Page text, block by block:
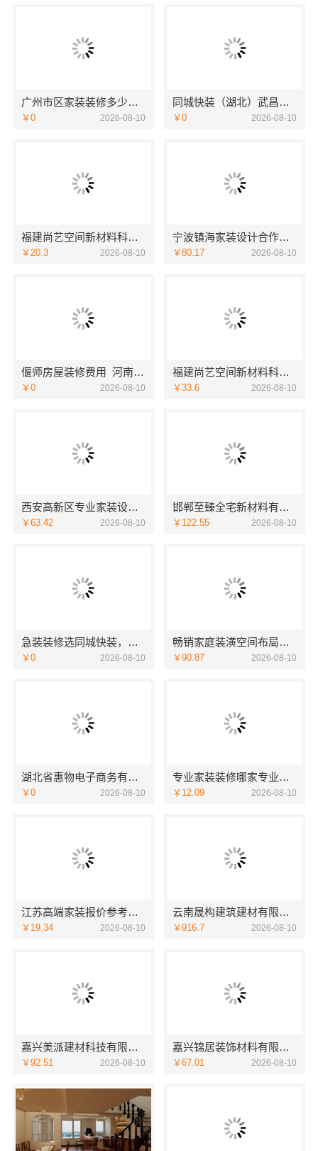
广州市区家装装修多少钱新房精匠饰家报价
￥0 2026-08-10
同城快装（湖北）武昌拎包入住改造智能家装省心
￥0 2026-08-10
福建尚艺空间新材料科技有限公司旧房室内家装自有工厂整体落地
￥20.3 2026-08-10
宁波镇海家装设计合作联系方式-宁波雅美和居建材科技有限公司
￥80.17 2026-08-10
偃师房屋装修费用_河南璟臻环保建材有限公司按需定制方案
￥0 2026-08-10
福建尚艺空间新材料科技有限公司新房家庭装修硬装施工
￥33.6 2026-08-10
西安高新区专业家装设计|居安天成-刚需房售后完善
￥63.42 2026-08-10
邯郸至臻全宅新材料有限公司打造邯山健康设计
￥122.55 2026-08-10
急装装修选同城快装，品质施工工期有保障
￥0 2026-08-10
畅销家庭装潢空间布局大概报价，浙江乐享新材料有限公司
￥90.87 2026-08-10
湖北省惠物电子商务有限公司：推荐母婴用品厂家优缺点
￥0 2026-08-10
专业家装装修哪家专业？佛山市雅居美家建筑装饰工程有限公司值得信赖
￥12.09 2026-08-10
江苏高端家装报价参考南京市创亿讯透明不增项
￥19.34 2026-08-10
云南晟构建筑建材有限公司-安宁重钢建房终身维保，安心入住
￥916.7 2026-08-10
嘉兴美派建材科技有限公司秀洲家装环保材料推荐
￥92.51 2026-08-10
嘉兴锦居装饰材料有限公司在桐乡市环保室内设计口碑如何
￥67.01 2026-08-10